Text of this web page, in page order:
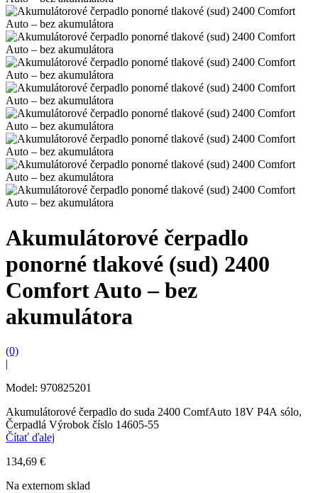
Akumulátorové čerpadlo
ponorné tlakové (sud) 2400
Comfort Auto – bez
akumulátora
(0)
|
Model: 970825201
Akumulátorové čerpadlo do suda 2400 ComfAuto 18V P4A sólo,
Čerpadlá Výrobok číslo 14605-55
Čítať ďalej
134,69 €
Na externom sklad